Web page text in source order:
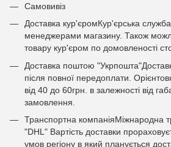
Самовивіз
Доставка кур'єромКур'єрська
менеджерами магазину. Також
товару кур'єром по домовленості
Доставка поштою
після повної передоплати.
від 40 до 60грн. в залежності від
замовлення.
Транспортна компаніяМіжнародна
"DHL" Вартість доставки
умов регіону в який планується